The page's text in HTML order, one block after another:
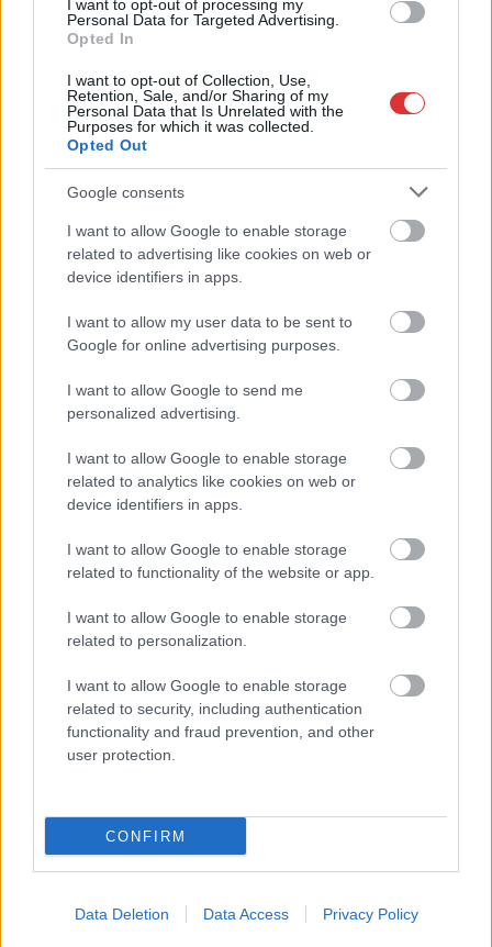
I want to opt-out of processing my
Personal Data for Targeted Advertising.
Opted In
I want to opt-out of Collection, Use,
Retention, Sale, and/or Sharing of my
Personal Data that Is Unrelated with the
Purposes for which it was collected.
Opted Out
Google consents
I want to allow Google to enable storage
related to advertising like cookies on web or
device identifiers in apps.
I want to allow my user data to be sent to
Google for online advertising purposes.
I want to allow Google to send me
personalized advertising.
I want to allow Google to enable storage
related to analytics like cookies on web or
device identifiers in apps.
I want to allow Google to enable storage
related to functionality of the website or app.
I want to allow Google to enable storage
related to personalization.
I want to allow Google to enable storage
related to security, including authentication
functionality and fraud prevention, and other
user protection.
CONFIRM
Data Deletion Data Access Privacy Policy
Sok volt az igazolatlan hiányzás, Pócs János fizetéslevonást
kapott, más fideszesek még kevesebbet vittek haza
A Szolnok megyei gazdák nagyon nem akarták a JÉGER
további üzemeltetését
Csendélet 5.0: alig balesetveszélyes lépcső és remek
állapotban levő buszmegálló mutatja, hogy Szolnok mennyire
élhető város
Pénteken újra csökken a benzin és a gázolaj ára is
Napokon belül megválasztja az új köztársasági elnököt az
Kiterjedt tüzek pusztítanak az országban, köztük Karcagon
Harmadfokú hőségriasztás az országban: Szolnokon klímát
javítottak, helikoptereket is bevetettek a tüzeknél
számoltak be a szolnoki börtönből
Váratlan fennakadás borította fel a Szolnok–Kecskemét
A polgármester a szolnoki cégekhez fordult: több száz
Csődbe ment a tószegi Accell Hunland, a hazai
Egyszer fent, egyszer lent, így festett a Duna a két évvel
ezelőtti árvíz idején és így most – fotógyűjtemény
ugyanazokból a szögekből
miatt ingyenes a strandolás Szolnokon